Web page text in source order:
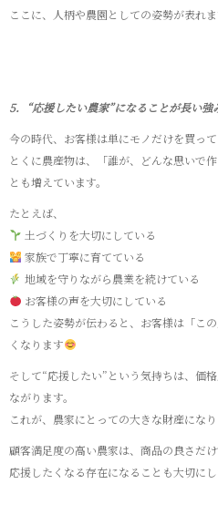
ここに、人柄や農園としての姿勢が表れ
5．“応援したい農家”になることが長い強
今の時代、お客様は単にモノだけを買っ
とくに農産物は、「誰が、どんな思いで
とも増えています。
たとえば、
土づくりを大切にしている
家族で丁寧に育てている
地域を守りながら農業を続けている
お客様の声を大切にしている
こうした姿勢が伝わると、お客様は「こ
くなります
そして“応援したい”という気持ちは、価
ながります。
これが、農家にとっての大きな財産になり
顧客満足度の高い農家は、商品の良さだ
応援したくなる存在になることも大切に